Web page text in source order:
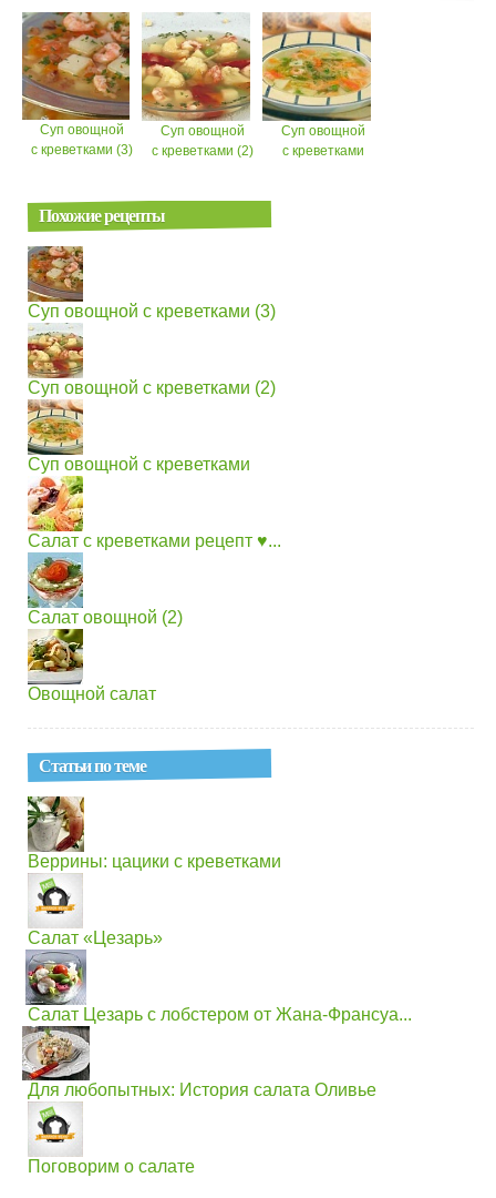
Суп овощной
с креветками (3)
Суп овощной
с креветками (2)
Суп овощной
с креветками
Похожие рецепты
Суп овощной с креветками (3)
Суп овощной с креветками (2)
Суп овощной с креветками
Салат с креветками рецепт ♥...
Салат овощной (2)
Овощной салат
Статьи по теме
Веррины: цацики с креветками
Салат «Цезарь»
Салат Цезарь с лобстером от Жана-Франсуа...
Для любопытных: История салата Оливье
Поговорим о салате